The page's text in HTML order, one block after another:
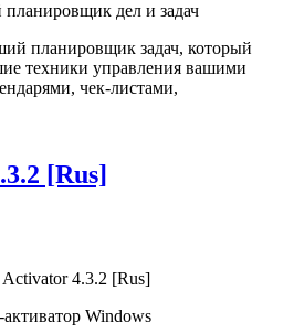
дел и задач
планировщик задач, который
техники управления вашими
чек-листами,
[Rus]
активатор Windows